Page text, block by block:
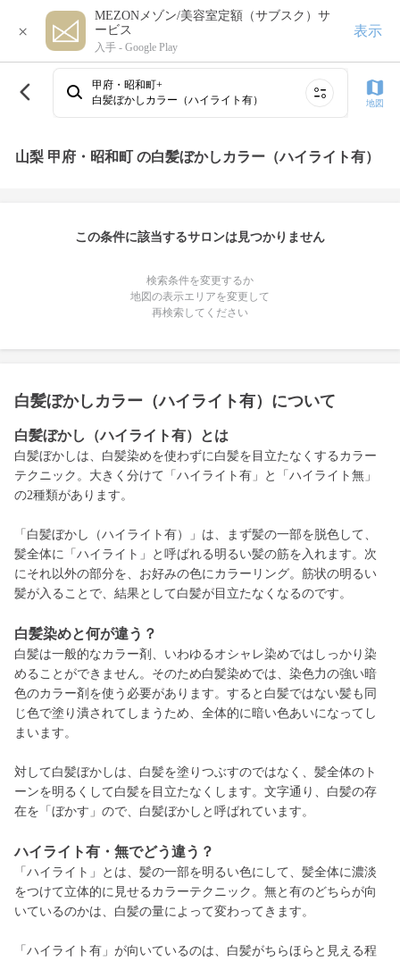
×
MEZONメゾン/美容室定額（サブスク）サ
ービス
入手 - Google Play
表示
甲府・昭和町+
白髪ぼかしカラー（ハイライト有）
地図
山梨 甲府・昭和町 の白髪ぼかしカラー（ハイライト有）
この条件に該当するサロンは見つかりません
検索条件を変更するか
地図の表示エリアを変更して
再検索してください
白髪ぼかしカラー（ハイライト有）について
白髪ぼかし（ハイライト有）とは
白髪ぼかしは、白髪染めを使わずに白髪を目立たなくするカラー
テクニック。大きく分けて「ハイライト有」と「ハイライト無」
の2種類があります。
「白髪ぼかし（ハイライト有）」は、まず髪の一部を脱色して、
髪全体に「ハイライト」と呼ばれる明るい髪の筋を入れます。次
にそれ以外の部分を、お好みの色にカラーリング。筋状の明るい
髪が入ることで、結果として白髪が目立たなくなるのです。
白髪染めと何が違う？
白髪は一般的なカラー剤、いわゆるオシャレ染めではしっかり染
めることができません。そのため白髪染めでは、染色力の強い暗
色のカラー剤を使う必要があります。すると白髪ではない髪も同
じ色で塗り潰されてしまうため、全体的に暗い色あいになってし
まいます。
対して白髪ぼかしは、白髪を塗りつぶすのではなく、髪全体のト
ーンを明るくして白髪を目立たなくします。文字通り、白髪の存
在を「ぼかす」ので、白髪ぼかしと呼ばれています。
ハイライト有・無でどう違う？
「ハイライト」とは、髪の一部を明るい色にして、髪全体に濃淡
をつけて立体的に見せるカラーテクニック。無と有のどちらが向
いているのかは、白髪の量によって変わってきます。
「ハイライト有」が向いているのは、白髪がちらほらと見える程